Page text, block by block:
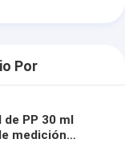
Por
PP 30 ml
medición